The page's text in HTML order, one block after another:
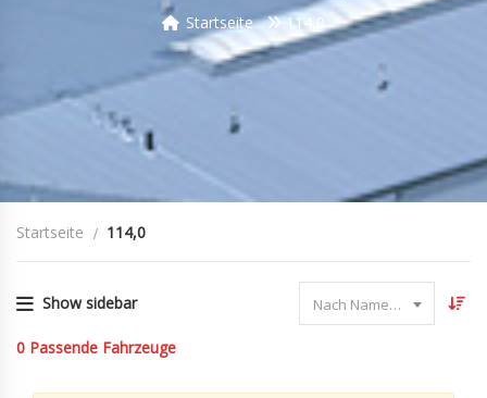
Startseite 114,0
Startseite 114,0
Show sidebar Nach Name sortieren
0 Passende Fahrzeuge